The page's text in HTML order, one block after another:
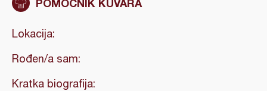
POMOĆNIK KUVARA
Lokacija:
Rođen/a sam:
Kratka biografija: